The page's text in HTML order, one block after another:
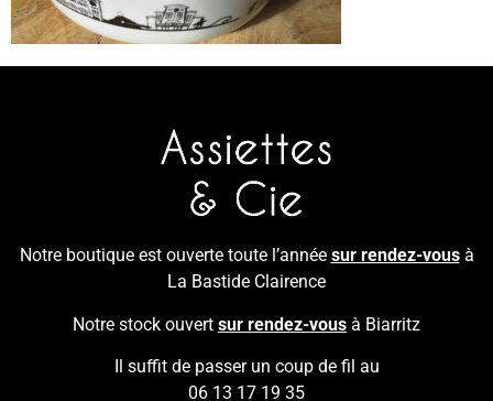
Notre boutique est ouverte toute l’année sur rendez-vousà
La Bastide Clairence
Notre stock ouvert sur rendez-vous à Biarritz
Il suffit de passer un coup de fil au
06 13 17 19 35